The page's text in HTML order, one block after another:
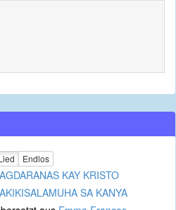
Endlos
KAY KRISTO
SA KANYA